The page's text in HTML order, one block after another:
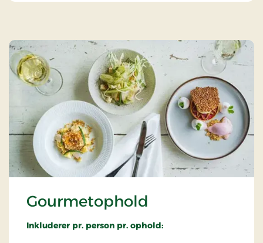
Gourmetophold
Inkluderer pr. person pr. ophold: